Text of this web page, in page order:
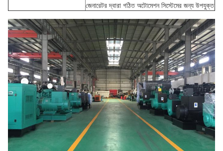
জেনারেটর দ্বারা গঠিত অটোমেশন সিস্টেমের জন্য উপযুক্ত